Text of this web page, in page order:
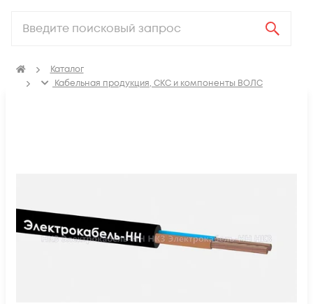
Каталог
Кабельная продукция, СКС и компоненты ВОЛС